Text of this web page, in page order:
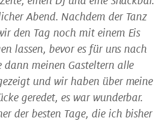
Abend. Nachdem der Tanz
den Tag noch mit einem Eis
lassen, bevor es für uns nach
dann meinen Gasteltern alle
und wir haben über meine
geredet, es war wunderbar.
der besten Tage, die ich bisher